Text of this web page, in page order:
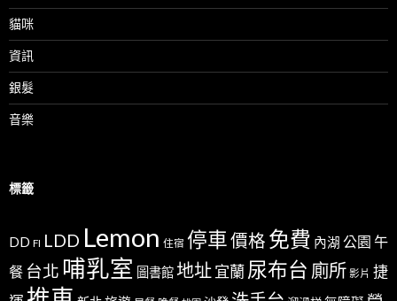
貓咪
資訊
銀髮
音樂
標籤
DD FI LDD Lemon 住宿 停車價格 免費 內湖 公園 午
餐 台北 哺乳室 圖書館地址宜蘭尿布台 廁所 影片 捷